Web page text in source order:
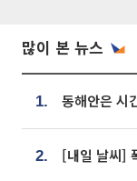
많이 본 뉴스
1.
2.